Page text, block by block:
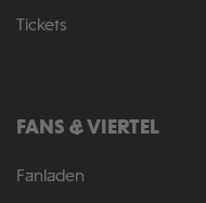
Tickets
FANS & VIERTEL
Fanladen